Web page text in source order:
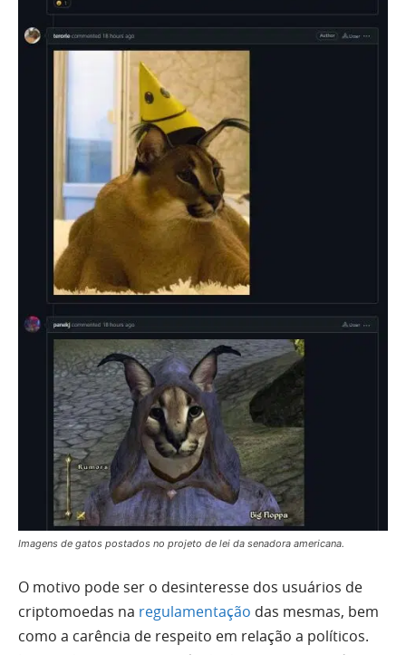
Imagens de gatos postados no projeto de lei da senadora americana.
O motivo pode ser o desinteresse dos usuários de
criptomoedas na regulamentação das mesmas, bem
como a carência de respeito em relação a políticos.